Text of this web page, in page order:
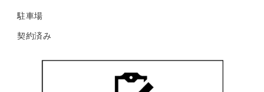
駐車場
契約済み